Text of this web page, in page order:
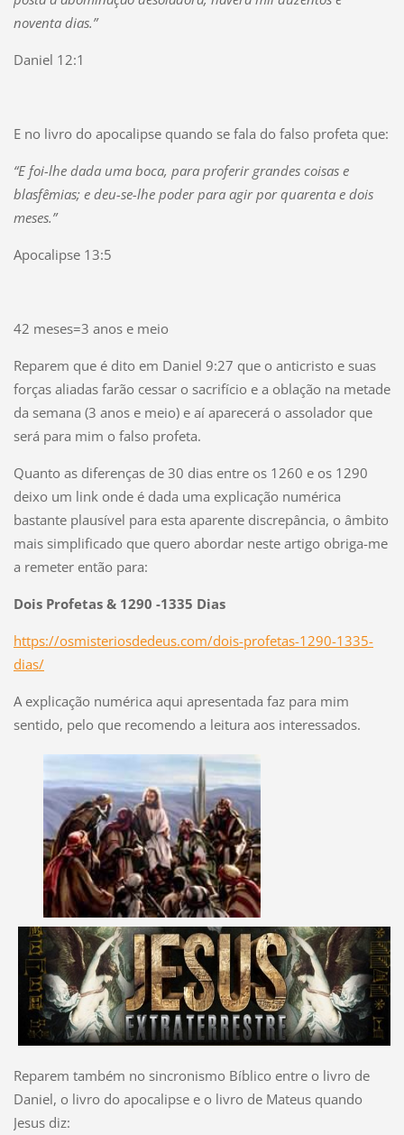
noventa dias.”
Daniel 12:1
E no livro do apocalipse quando se fala do falso profeta que:
“E foi-lhe dada uma boca, para proferir grandes coisas e
blasfêmias; e deu-se-lhe poder para agir por quarenta e dois
meses.”
Apocalipse 13:5
42 meses=3 anos e meio
Reparem que é dito em Daniel 9:27 que o anticristo e suas
forças aliadas farão cessar o sacrifício e a oblação na metade
da semana (3 anos e meio) e aí aparecerá o assolador que
será para mim o falso profeta.
Quanto as diferenças de 30 dias entre os 1260 e os 1290
deixo um link onde é dada uma explicação numérica
bastante plausível para esta aparente discrepância, o âmbito
mais simplificado que quero abordar neste artigo obriga-me
a remeter então para:
Dois Profetas & 1290 -1335 Dias
https://osmisteriosdedeus.com/dois-profetas-1290-1335-
dias/
A explicação numérica aqui apresentada faz para mim
sentido, pelo que recomendo a leitura aos interessados.
Reparem também no sincronismo Bíblico entre o livro de
Daniel, o livro do apocalipse e o livro de Mateus quando
Jesus diz: